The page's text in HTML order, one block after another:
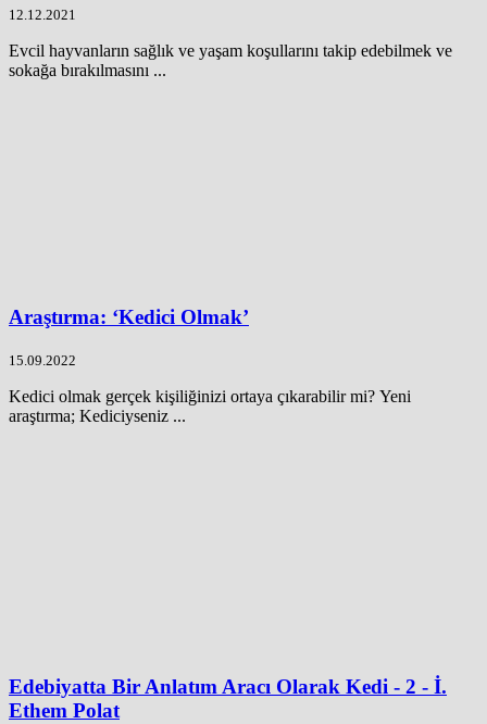
12.12.2021
Evcil hayvanların sağlık ve yaşam koşullarını takip edebilmek ve
sokağa bırakılmasını ...
Araştırma: ‘Kedici Olmak’
15.09.2022
Kedici olmak gerçek kişiliğinizi ortaya çıkarabilir mi? Yeni
araştırma; Kediciyseniz ...
Edebiyatta Bir Anlatım Aracı Olarak Kedi - 2 - İ.
Ethem Polat